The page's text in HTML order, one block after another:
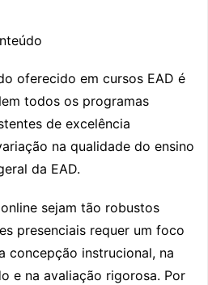
oferecido em cursos EAD é
todos os programas
de excelência
na qualidade do ensino
da EAD.
sejam tão robustos
presenciais requer um foco
concepção instrucional, na
e na avaliação rigorosa. Por